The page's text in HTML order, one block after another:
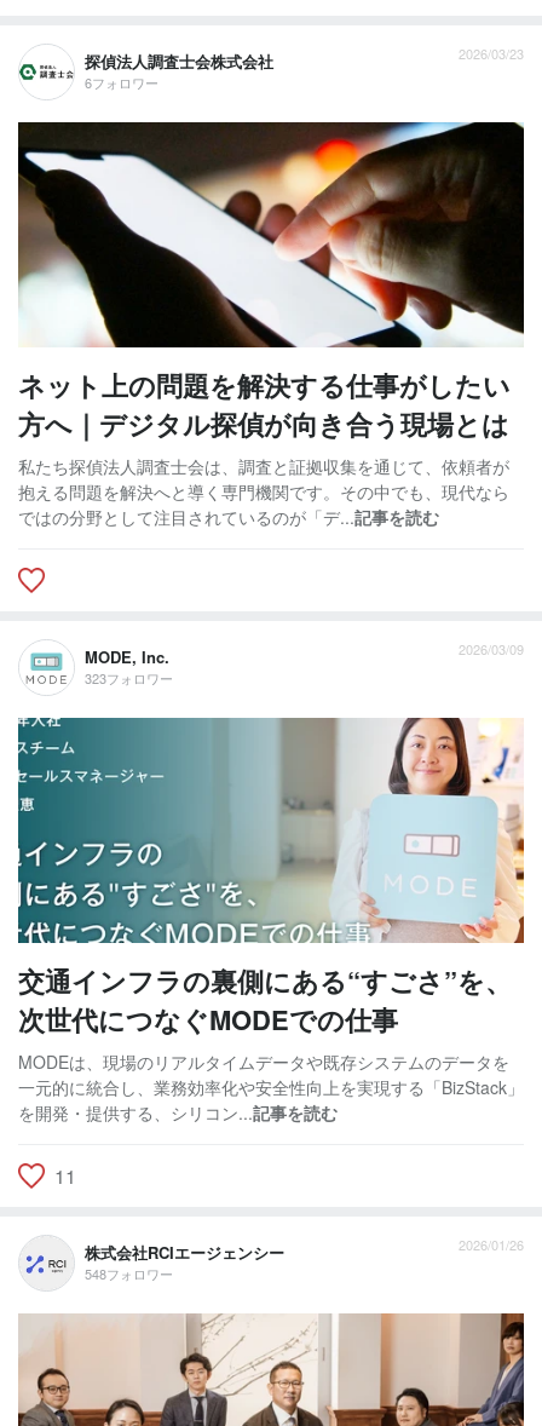
探偵法人調査士会株式会社
6フォロワー
2026/03/23
ネット上の問題を解決する仕事がしたい
方へ｜デジタル探偵が向き合う現場とは
私たち探偵法人調査士会は、調査と証拠収集を通じて、依頼者が
抱える問題を解決へと導く専門機関です。その中でも、現代なら
ではの分野として注目されているのが「デ...記事を読む
MODE, Inc.
323フォロワー
2026/03/09
交通インフラの裏側にある“すごさ”を、
次世代につなぐMODEでの仕事
MODEは、現場のリアルタイムデータや既存システムのデータを
一元的に統合し、業務効率化や安全性向上を実現する「BizStack」
を開発・提供する、シリコン...記事を読む
11
株式会社RCIエージェンシー
548フォロワー
2026/01/26